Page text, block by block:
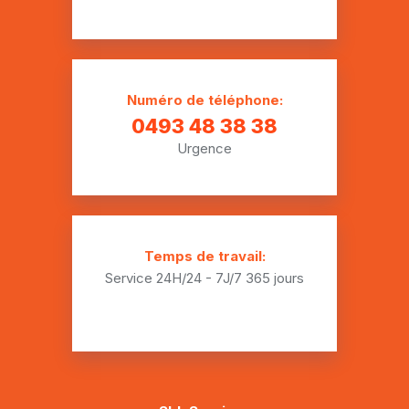
Recherche de fuite Lamorteau
Recherche de fuite Les Bulles
Recherche de fuite Marbehan
Recherche de fuite Meix-le-Tige
Recherche de fuite Mussy-la-Ville
Numéro de téléphone:
0493 48 38 38
Urgence
Temps de travail:
Service 24H/24 - 7J/7 365 jours